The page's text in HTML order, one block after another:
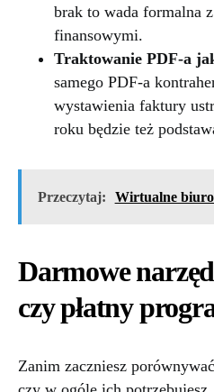
brak to wada formalna
finansowymi.
Traktowanie PDF-a
samego PDF-a
wystawienia faktury
roku będzie też
Przeczytaj: Wirtualne
Darmowe
czy płatny
Zanim zaczniesz